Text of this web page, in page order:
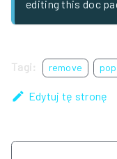
editing this doc
Tagi: remove pop
Edytuj tę stronę